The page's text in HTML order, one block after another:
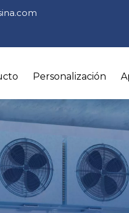
Personalización